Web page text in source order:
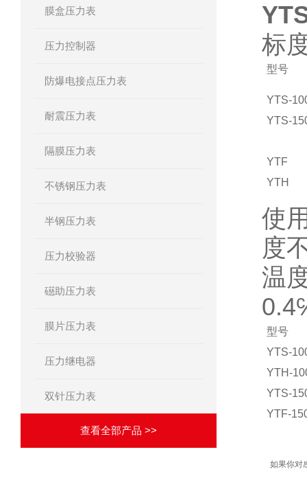
膜盒压力表
压力控制器
防爆电接点压力表
耐震压力表
隔膜压力表
不锈钢压力表
半钢压力表
压力校验器
礠助压力表
膜片压力表
压力继电器
双针压力表
查看全部产品 >>
标
型号
YTS-
YTS-
YTF
YTH
使
度
温
型号
YTS-
YTH-
YTS-
YTF-
如果你对